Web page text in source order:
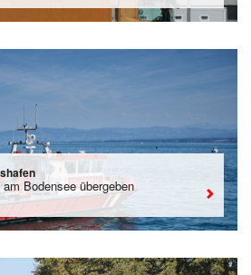
Bodensee übergeben